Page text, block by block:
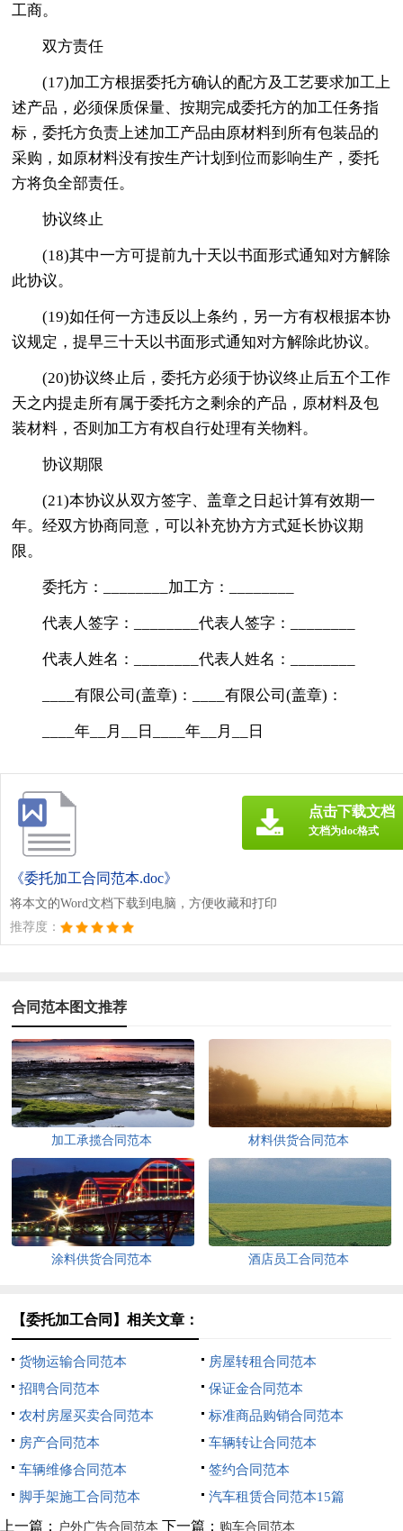
工商。
双方责任
(17)加工方根据委托方确认的配方及工艺要求加工上
述产品，必须保质保量、按期完成委托方的加工任务指
标，委托方负责上述加工产品由原材料到所有包装品的
采购，如原材料没有按生产计划到位而影响生产，委托
方将负全部责任。
协议终止
(18)其中一方可提前九十天以书面形式通知对方解除
此协议。
(19)如任何一方违反以上条约，另一方有权根据本协
议规定，提早三十天以书面形式通知对方解除此协议。
(20)协议终止后，委托方必须于协议终止后五个工作
天之内提走所有属于委托方之剩余的产品，原材料及包
装材料，否则加工方有权自行处理有关物料。
协议期限
(21)本协议从双方签字、盖章之日起计算有效期一
年。经双方协商同意，可以补充协方方式延长协议期
限。
委托方：________加工方：________
代表人签字：________代表人签字：________
代表人姓名：________代表人姓名：________
____有限公司(盖章)：____有限公司(盖章)：
____年__月__日____年__月__日
《委托加工合同范本.doc》
将本文的Word文档下载到电脑，方便收藏和打印
推荐度：
点击下载文档
文档为doc格式
合同范本图文推荐
加工承揽合同范本 材料供货合同范本
涂料供货合同范本 酒店员工合同范本
【委托加工合同】相关文章：
货物运输合同范本
房屋转租合同范本
招聘合同范本
保证金合同范本
农村房屋买卖合同范本
标准商品购销合同范本
房产合同范本
车辆转让合同范本
车辆维修合同范本
签约合同范本
脚手架施工合同范本
汽车租赁合同范本15篇
上一篇： 户外广告合同范本 下一篇： 购车合同范本